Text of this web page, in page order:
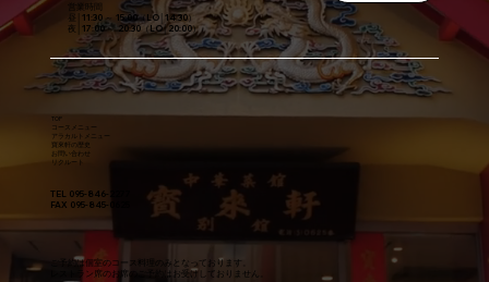
営業時間
昼│11:30 ～ 15:00（LO│14:30）
夜│17:00 ～ 20:30（LO│20:00）
TEL 095-846-2277
FAX 095-845-0625
ご予約は個室のコース料理のみとなっております。
レストラン席のお席のご予約はお受けしておりません。
TOP
コースメニュー
アラカルトメニュー
寶來軒の歴史
お問い合わせ
​リクルート